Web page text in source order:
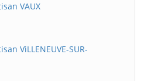
VAUX
ViLLENEUVE-SUR-